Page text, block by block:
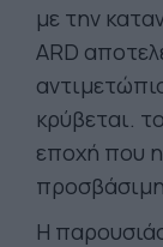
με την
ARD
κρύβεται.
εποχή που
Η